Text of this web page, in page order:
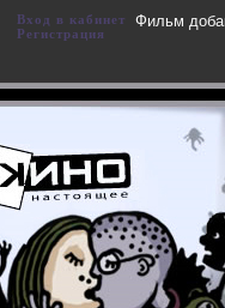
Фильм
Вход в кабинет
Регистрация